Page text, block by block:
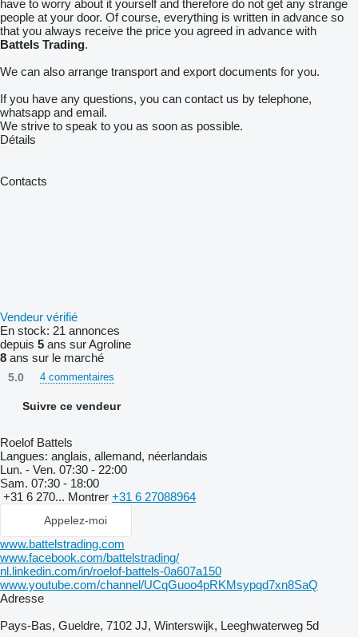
have to worry about it yourself and therefore do not get any strange
people at your door. Of course, everything is written in advance so
that you always receive the price you agreed in advance with
Battels Trading.
We can also arrange transport and export documents for you.
If you have any questions, you can contact us by telephone,
whatsapp and email.
We strive to speak to you as soon as possible.
Détails
Contacts
Vendeur vérifié
En stock: 21 annonces
depuis 5 ans sur Agroline
8 ans sur le marché
5.0 4 commentaires
Suivre ce vendeur
Roelof Battels
Langues: anglais, allemand, néerlandais
Lun. - Ven. 07:30 - 22:00
Sam. 07:30 - 18:00
+31 6 270... Montrer +31 6 27088964
Appelez-moi
www.battelstrading.com
www.facebook.com/battelstrading/
nl.linkedin.com/in/roelof-battels-0a607a150
www.youtube.com/channel/UCqGuoo4pRKMsypqd7xn8SaQ
Adresse
Pays-Bas, Gueldre, 7102 JJ, Winterswijk, Leeghwaterweg 5d